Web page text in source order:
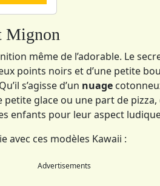
Mignon
même de l’adorable. Le
points noirs et d’une petite
s’agisse d’un nuage
petite glace ou une part de pizza,
enfants pour leur aspect
avec ces modèles Kawaii :
Advertisements